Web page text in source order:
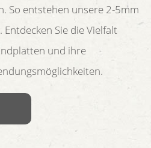
So entstehen unsere 2-5mm
Sie die Vielfalt
und ihre